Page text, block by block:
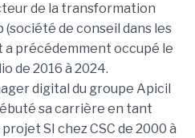
de la transformation
(société de conseil dans les
a précédemment occupé le
de 2016 à 2024.
digital du groupe Apicil
sa carrière en tant
SI chez CSC de 2000 à